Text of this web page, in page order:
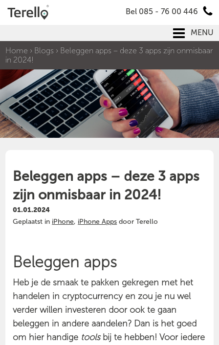
Bel 085 - 76 00 446
MENU
Home › Blogs › Beleggen apps – deze 3 apps zijn onmisbaar
in 2024!
Beleggen apps – deze 3 apps
zijn onmisbaar in 2024!
01.01.2024
Geplaatst in iPhone, iPhone Apps door Terello
Beleggen apps
Heb je de smaak te pakken gekregen met het
handelen in cryptocurrency en zou je nu wel
verder willen investeren door ook te gaan
beleggen in andere aandelen? Dan is het goed
om hier handige tools bij te hebben! Voor iedere